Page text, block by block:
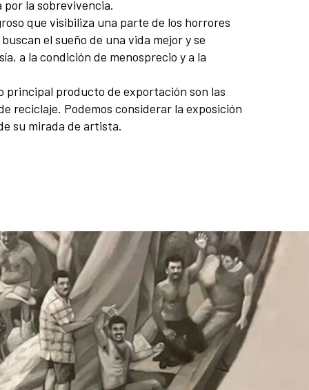
por la sobrevivencia.
que visibiliza una parte de los horrores
el sueño de una vida mejor y se
a la condición de menosprecio y a la
principal producto de exportación son las
reciclaje. Podemos considerar la exposición
su mirada de artista.